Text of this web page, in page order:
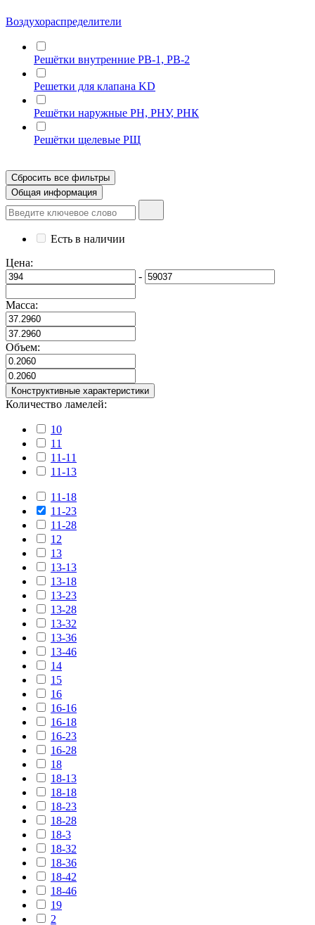
Воздухораспределители
Решётки внутренние РВ-1, РВ-2
Решетки для клапана KD
Решётки наружные РН, РНУ, РНК
Решётки щелевые РЩ
Сбросить все фильтры
Общая информация
Есть в наличии
Цена:
-
Масса:
Объем:
Конструктивные характеристики
Количество ламелей:
10
11
11-11
11-13
11-18
11-23
11-28
12
13
13-13
13-18
13-23
13-28
13-32
13-36
13-46
14
15
16
16-16
16-18
16-23
16-28
18
18-13
18-18
18-23
18-28
18-3
18-32
18-36
18-42
18-46
19
2